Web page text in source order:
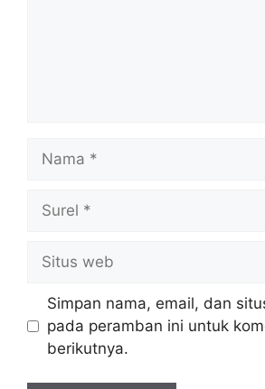
web
Simpan nama, email, dan
pada peramban ini untuk
berikutnya.